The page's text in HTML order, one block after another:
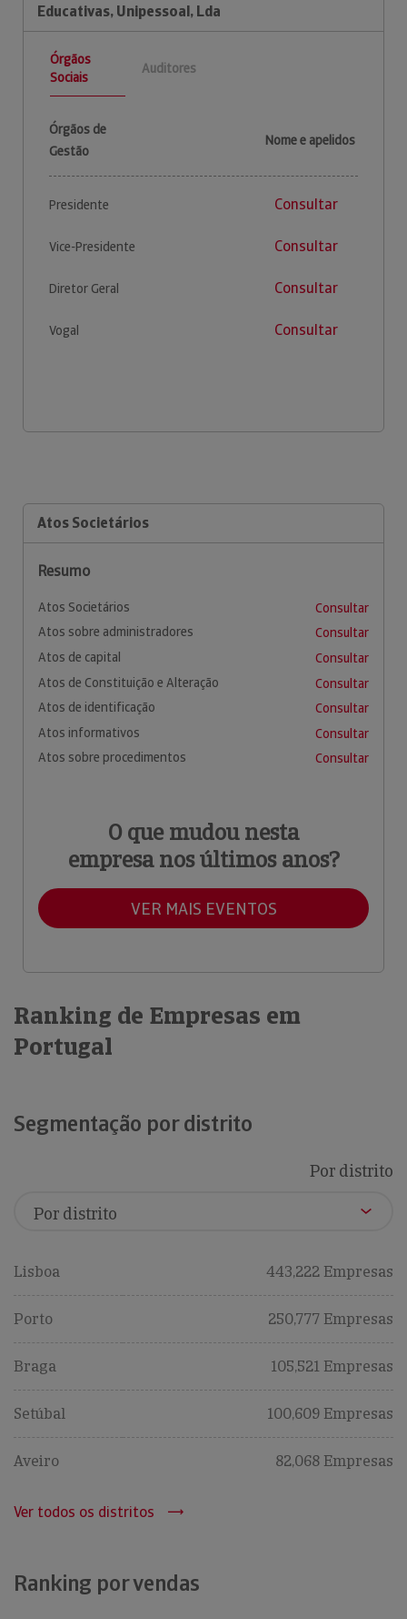
Educativas, Unipessoal, Lda
Órgãos
Sociais
Auditores
Órgãos de
Gestão
Nome e apelidos
Presidente Consultar
Vice-Presidente Consultar
Diretor Geral Consultar
Vogal Consultar
Atos Societários
Resumo
Atos Societários
Consultar
Atos sobre administradores
Consultar
Atos de capital
Consultar
Atos de Constituição e Alteração
Consultar
Atos de identificação
Consultar
Atos informativos
Consultar
Atos sobre procedimentos
Consultar
O que mudou nesta
empresa nos últimos anos?
VER MAIS EVENTOS
Ranking de Empresas em
Portugal
Segmentação por distrito
Por distrito
Lisboa 443,222 Empresas
Porto 250,777 Empresas
Braga 105,521 Empresas
Setúbal 100,609 Empresas
Aveiro 82,068 Empresas
Ver todos os distritos
Ranking por vendas